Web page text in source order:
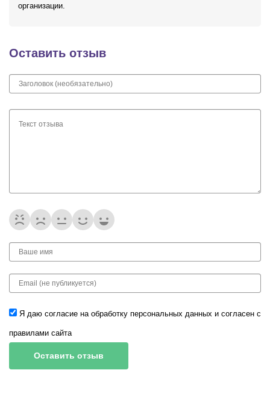
организации.
Оставить отзыв
Я даю согласие на обработку персональных данных и согласен с
правилами сайта
Оставить отзыв